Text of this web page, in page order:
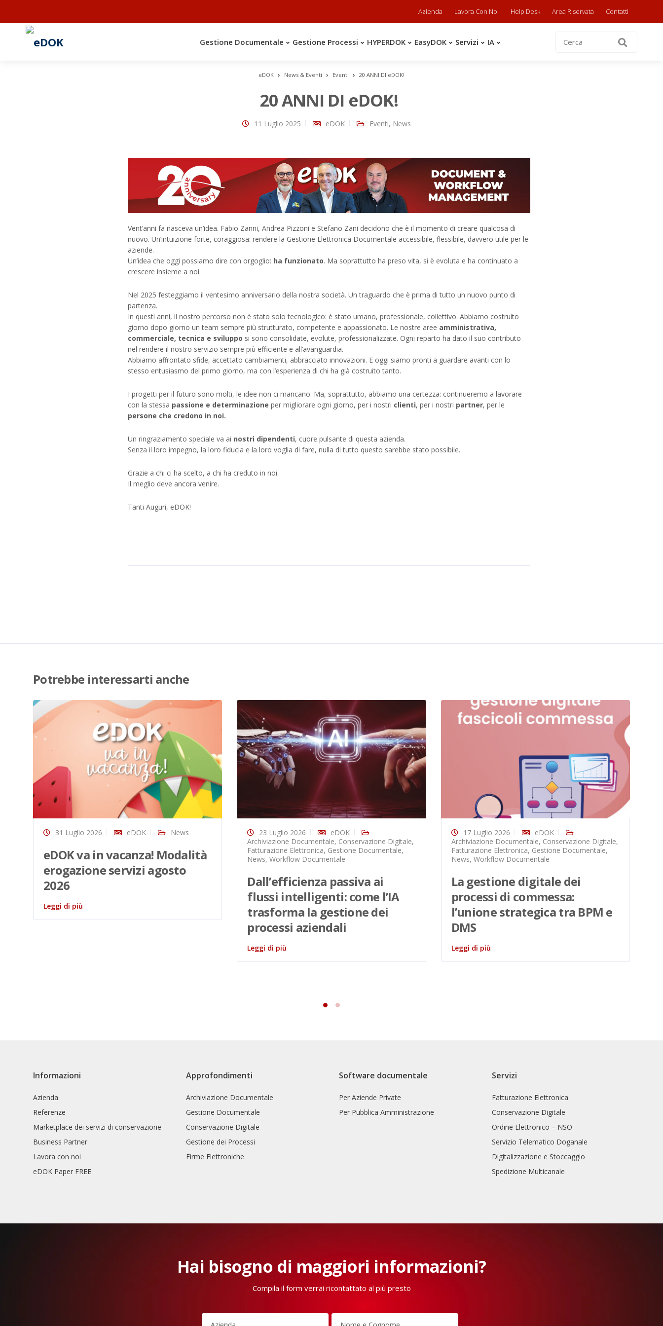
Azienda Lavora Con Noi Help Desk Area Riservata Contatti
Gestione Documentale Gestione Processi HYPERDOK EasyDOK Servizi IA
eDOK News & Eventi Eventi 20 ANNI DI eDOK!
20 ANNI DI eDOK!
11 Luglio 2025 eDOK Eventi, News
Vent’anni fa nasceva un’idea. Fabio Zanni, Andrea Pizzoni e Stefano Zani decidono che è il momento di creare qualcosa di
nuovo. Un’intuizione forte, coraggiosa: rendere la Gestione Elettronica Documentale accessibile, flessibile, davvero utile per le
aziende.
Un’idea che oggi possiamo dire con orgoglio: ha funzionato. Ma soprattutto ha preso vita, si è evoluta e ha continuato a
crescere insieme a noi.
Nel 2025 festeggiamo il ventesimo anniversario della nostra società. Un traguardo che è prima di tutto un nuovo punto di
partenza.
In questi anni, il nostro percorso non è stato solo tecnologico: è stato umano, professionale, collettivo. Abbiamo costruito
giorno dopo giorno un team sempre più strutturato, competente e appassionato. Le nostre aree amministrativa,
commerciale, tecnica e sviluppo si sono consolidate, evolute, professionalizzate. Ogni reparto ha dato il suo contributo
nel rendere il nostro servizio sempre più efficiente e all’avanguardia.
Abbiamo affrontato sfide, accettato cambiamenti, abbracciato innovazioni. E oggi siamo pronti a guardare avanti con lo
stesso entusiasmo del primo giorno, ma con l’esperienza di chi ha già costruito tanto.
I progetti per il futuro sono molti, le idee non ci mancano. Ma, soprattutto, abbiamo una certezza: continueremo a lavorare
con la stessa passione e determinazione per migliorare ogni giorno, per i nostri clienti, per i nostri partner, per le
persone che credono in noi.
Un ringraziamento speciale va ai nostri dipendenti, cuore pulsante di questa azienda.
Senza il loro impegno, la loro fiducia e la loro voglia di fare, nulla di tutto questo sarebbe stato possibile.
Grazie a chi ci ha scelto, a chi ha creduto in noi.
Il meglio deve ancora venire.
Tanti Auguri, eDOK!
Potrebbe interessarti anche
31 Luglio 2026 eDOK News
eDOK va in vacanza! Modalità
erogazione servizi agosto
2026
Leggi di più
23 Luglio 2026
eDOK
Archiviazione Documentale, Conservazione Digitale,
Fatturazione Elettronica, Gestione Documentale,
News,Workflow Documentale
Dall’efficienza passiva ai
flussi intelligenti: come l’IA
trasforma la gestione dei
processi aziendali
Leggi di più
17 Luglio 2026
eDOK
Archiviazione Documentale, Conservazione Digitale,
Fatturazione Elettronica, Gestione Documentale,
News, Workflow Documentale
La gestione digitale dei
processi di commessa:
l’unione strategica tra BPM e
DMS
Leggi di più
Informazioni
Azienda
Referenze
Marketplace dei servizi di conservazione
Business Partner
Lavora con noi
eDOK Paper FREE
Approfondimenti
Archiviazione Documentale
Gestione Documentale
Conservazione Digitale
Gestione dei Processi
Firme Elettroniche
Software documentale
Per Aziende Private
Per Pubblica Amministrazione
Servizi
Fatturazione Elettronica
Conservazione Digitale
Ordine Elettronico – NSO
Servizio Telematico Doganale
Digitalizzazione e Stoccaggio
Spedizione Multicanale
Hai bisogno di maggiori informazioni?
Compila il form verrai ricontattato al più presto